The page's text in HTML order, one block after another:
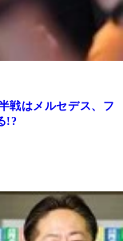
戦はメルセデス、フ
!?